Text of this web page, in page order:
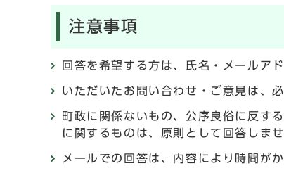
注意事項
回答を希望する方は、氏名・メールア
いただいたお問い合わせ・ご意見は、
町政に関係ないもの、公序良俗に反す
に関するものは、原則として回答しませ
メールでの回答は、内容により時間が